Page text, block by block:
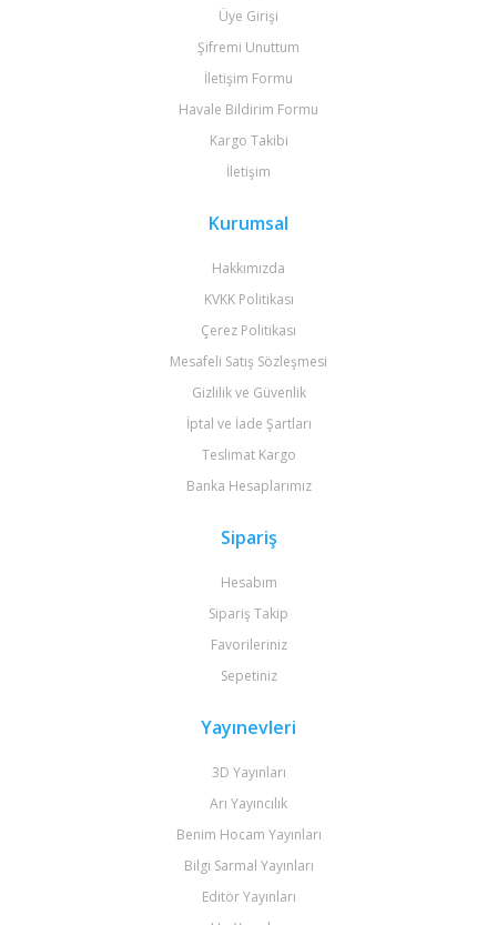
Üye Girişi
Şifremi Unuttum
İletişim Formu
Havale Bildirim Formu
Kargo Takibi
İletişim
Kurumsal
Hakkımızda
KVKK Politikası
Çerez Politikası
Mesafeli Satış Sözleşmesi
Gizlilik ve Güvenlik
İptal ve İade Şartları
Teslimat Kargo
Banka Hesaplarımız
Sipariş
Hesabım
Sipariş Takip
Favorileriniz
Sepetiniz
Yayınevleri
3D Yayınları
Arı Yayıncılık
Benim Hocam Yayınları
Bilgi Sarmal Yayınları
Editör Yayınları